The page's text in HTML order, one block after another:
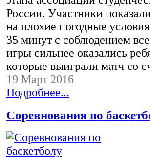
России. Участники
на плохие погодные
35 минут с соблюдением
игры сильнее оказались
которые выиграли матч со
19 Март 2016
Подробнее...
Соревнования по